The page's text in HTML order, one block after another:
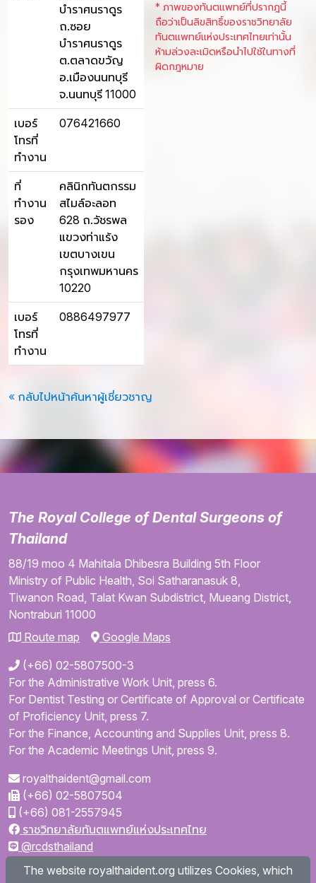
บำราศนราดูร
ถ.ซอย
บำราศนราดูร
ต.ตลาดขวัญ
อ.เมืองนนทบุรี
จ.นนทบุรี 11000
เบอร์
โทรที่
ทำงาน
076421660
ที่
ทำงาน
รอง
คลินิกทันตกรรม
สไมล์อะลอท
628 ถ.วัชรพล
แขวงท่าแร้ง
เขตบางเขน
กรุงเทพมหานคร
10220
เบอร์
โทรที่
ทำงาน
0886497977
* ภาพของทันตแพทย์ที่ปรากฎนี้
ถือว่าเป็นลิขสิทธิ์ของราชวิทยาลัย
ทันตแพทย์แห่งประเทศไทยเท่านั้น
ห้ามล่วงละเมิดหรือนำไปใช้ในทางที่
ผิดกฎหมาย
« กลับไปหน้าค้นหาผู้เชี่ยวชาญ
The Royal College of Dental Surgeons of
Thailand
88/19 moo 4 Mahitala Dhibesra Building 5th Floor
Ministry of Public Health, Soi Satharanasuk 8,
Tiwanon Road, Talat Kwan Subdistrict, Mueang District,
Nontraburi 11000
Route map
Google Maps
(+66) 02-5807500-3
For the Administrative Work Unit, press 6.
For Dentist Testing or Certificate of Approval or Certificate
of Proficiency Unit, press 7.
For the Finance, Accounting and Supplies Unit, press 8.
For the Academic Meetings Unit, press 9.
royalthaident@gmail.com
(+66) 02-5807504
(+66) 081-2557945
ราชวิทยาลัยทันตแพทย์แห่งประเทศไทย
@rcdsthailand
royalthaident
The website royalthaident.org utilizes Cookies, which